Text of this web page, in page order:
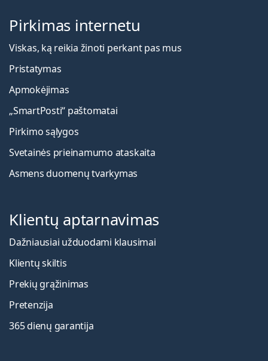
Pirkimas internetu
Viskas, ką reikia žinoti perkant pas mus
Pristatymas
Apmokėjimas
„SmartPosti“ paštomatai
Pirkimo sąlygos
Svetainės prieinamumo ataskaita
Asmens duomenų tvarkymas
Klientų aptarnavimas
Dažniausiai užduodami klausimai
Klientų skiltis
Prekių grąžinimas
Pretenzija
365 dienų garantija